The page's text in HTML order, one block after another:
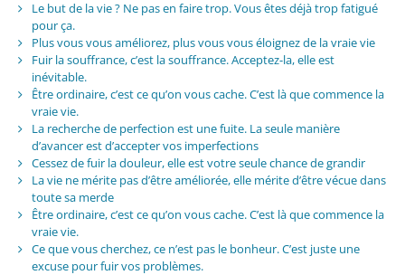
Le but de la vie ? Ne pas en faire trop. Vous êtes déjà trop fatigué
pour ça.
Plus vous vous améliorez, plus vous vous éloignez de la vraie vie
Fuir la souffrance, c’est la souffrance. Acceptez-la, elle est
inévitable.
Être ordinaire, c’est ce qu’on vous cache. C’est là que commence la
vraie vie.
La recherche de perfection est une fuite. La seule manière
d’avancer est d’accepter vos imperfections
Cessez de fuir la douleur, elle est votre seule chance de grandir
La vie ne mérite pas d’être améliorée, elle mérite d’être vécue dans
toute sa merde
Être ordinaire, c’est ce qu’on vous cache. C’est là que commence la
vraie vie.
Ce que vous cherchez, ce n’est pas le bonheur. C’est juste une
excuse pour fuir vos problèmes.